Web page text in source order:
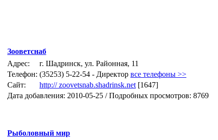
Зооветснаб
Адрес:
г. Шадринск, ул. Районная, 11
Телефон: (35253) 5-22-54 - Директор все телефоны >>
Сайт:
http:// zoovetsnab.shadrinsk.net [1647]
Дата добавления: 2010-05-25 / Подробных просмотров: 8769
Рыболовный мир